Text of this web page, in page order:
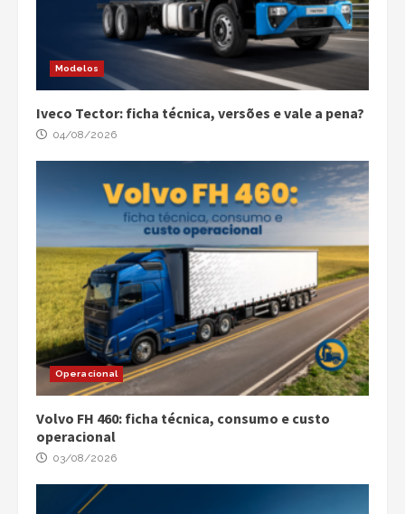
Modelos
Iveco Tector: ficha técnica, versões e vale a pena?
04/08/2026
Operacional
Volvo FH 460: ficha técnica, consumo e custo
operacional
03/08/2026